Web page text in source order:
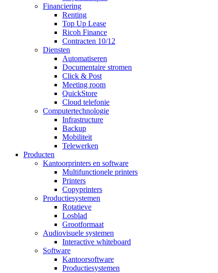
Financiering
Renting
Top Up Lease
Ricoh Finance
Contracten 10/12
Diensten
Automatiseren
Documentaire stromen
Click & Post
Meeting room
QuickStore
Cloud telefonie
Computertechnologie
Infrastructure
Backup
Mobiliteit
Telewerken
Producten
Kantoorprinters en software
Multifunctionele printers
Printers
Copyprinters
Productiesystemen
Rotatieve
Losblad
Grootformaat
Audiovisuele systemen
Interactive whiteboard
Software
Kantoorsoftware
Productiesystemen